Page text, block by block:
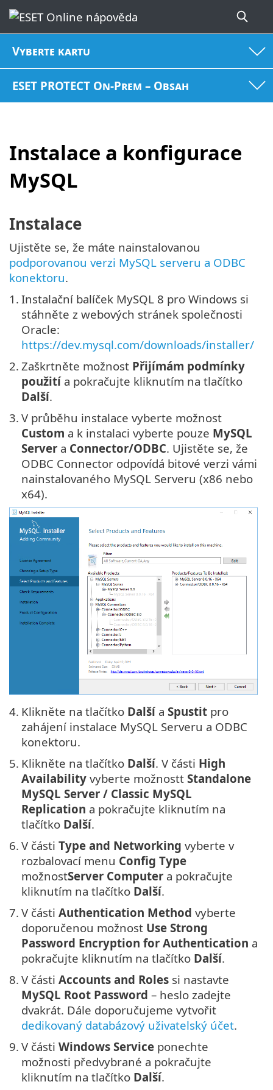
Vyberte kartu
ESET PROTECT On-Prem – Obsah
Instalace a konfigurace
MySQL
Instalace
Ujistěte se, že máte nainstalovanou
podporovanou verzi MySQL serveru a ODBC
konektoru.
1. Instalační balíček MySQL 8 pro Windows si
stáhněte z webových stránek společnosti
Oracle:
https://dev.mysql.com/downloads/installer/
2. Zaškrtněte možnost Přijímám podmínky
použitía pokračujte kliknutím na tlačítko
Další.
3. V průběhu instalace vyberte možnost
Custom a k instalaci vyberte pouze MySQL
Server a Connector/ODBC. Ujistěte se, že
ODBC Connector odpovídá bitové verzi vámi
nainstalovaného MySQL Serveru (x86 nebo
x64).
4. Klikněte na tlačítko Dalšía Spustit pro
zahájení instalace MySQL Serveru a ODBC
konektoru.
5. Klikněte na tlačítko Další. V části High
Availability vyberte možnostt Standalone
MySQL Server / Classic MySQL
Replication a pokračujte kliknutím na
tlačítko Další.
6. V části Type and Networking vyberte v
rozbalovací menu Config Type
možnostServer Computer a pokračujte
kliknutím na tlačítko Další.
7. V části Authentication Method vyberte
doporučenou možnost Use Strong
Password Encryption for Authentication a
pokračujte kliknutím na tlačítko Další.
8. V části Accounts and Roles si nastavte
MySQL Root Password – heslo zadejte
dvakrát. Dále doporučujeme vytvořit
dedikovaný databázový uživatelský účet.
9. V části Windows Service ponechte
možnosti předvybrané a pokračujte
kliknutím na tlačítko Další.